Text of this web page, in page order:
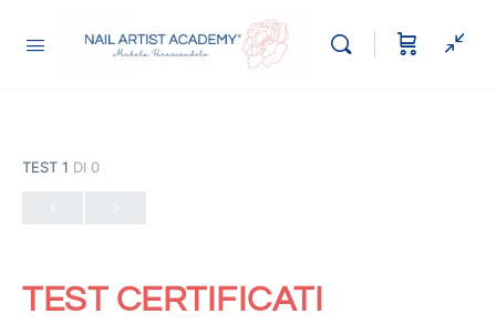
TEST 1 DI 0
TEST CERTIFICATI